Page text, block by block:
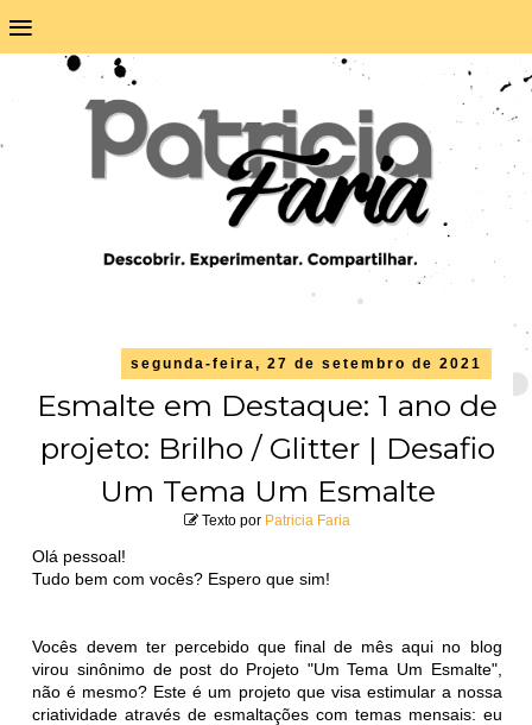
≡
segunda-feira, 27 de setembro de 2021
Esmalte em Destaque: 1 ano de
projeto: Brilho / Glitter | Desafio
Um Tema Um Esmalte
Texto por Patricia Faria
Olá pessoal!
Tudo bem com vocês? Espero que sim!
Vocês devem ter percebido que final de mês aqui no blog
virou sinônimo de post do Projeto "Um Tema Um Esmalte",
não é mesmo? Este é um projeto que visa estimular a nossa
criatividade através de esmaltações com temas mensais: eu